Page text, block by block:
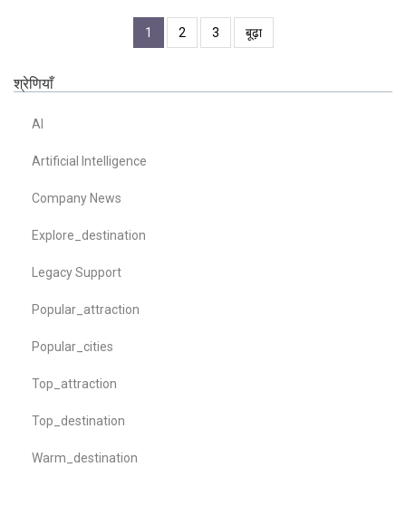
1 2 3 बूढ़ा
श्रेणियाँ
AI
Artificial Intelligence
Company News
Explore_destination
Legacy Support
Popular_attraction
Popular_cities
Top_attraction
Top_destination
Warm_destination